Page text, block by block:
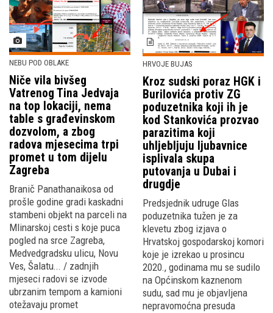
NEBU POD OBLAKE
Niče vila bivšeg
Vatrenog Tina Jedvaja
na top lokaciji, nema
table s građevinskom
dozvolom, a zbog
radova mjesecima trpi
promet u tom dijelu
Zagreba
Branič Panathanaikosa od
prošle godine gradi kaskadni
stambeni objekt na parceli na
Mlinarskoj cesti s koje puca
pogled na srce Zagreba,
Medvedgradsku ulicu, Novu
Ves, Šalatu... / zadnjih
mjeseci radovi se izvode
ubrzanim tempom a kamioni
otežavaju promet
HRVOJE BUJAS
Kroz sudski poraz HGK i
Burilovića protiv ZG
poduzetnika koji ih je
kod Stankovića prozvao
parazitima koji
uhljebljuju ljubavnice
isplivala skupa
putovanja u Dubai i
drugdje
Predsjednik udruge Glas
poduzetnika tužen je za
klevetu zbog izjava o
Hrvatskoj gospodarskoj komori
koje je izrekao u prosincu
2020., godinama mu se sudilo
na Općinskom kaznenom
sudu, sad mu je objavljena
nepravomoćna presuda